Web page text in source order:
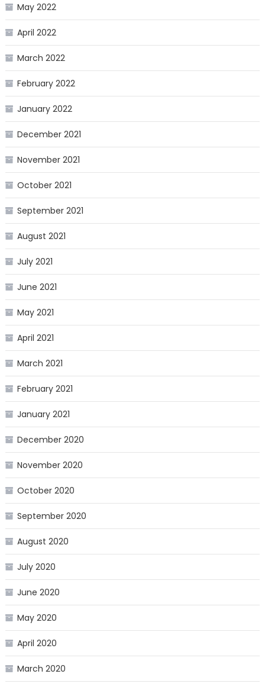
May 2022
April 2022
March 2022
February 2022
January 2022
December 2021
November 2021
October 2021
September 2021
August 2021
July 2021
June 2021
May 2021
April 2021
March 2021
February 2021
January 2021
December 2020
November 2020
October 2020
September 2020
August 2020
July 2020
June 2020
May 2020
April 2020
March 2020